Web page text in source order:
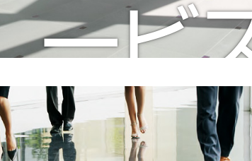
ービ
Products &